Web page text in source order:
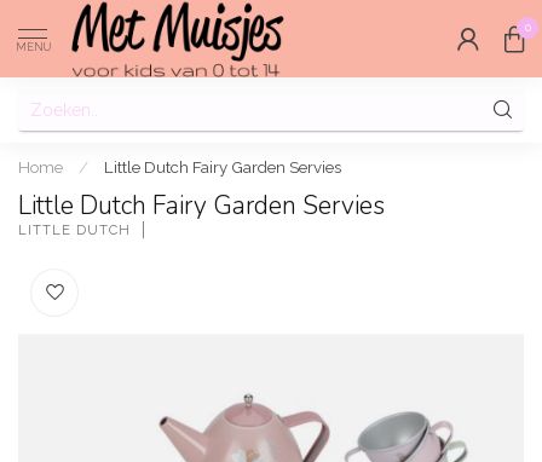
MENU
0
Home / Little Dutch Fairy Garden Servies
Little Dutch Fairy Garden Servies
LITTLE DUTCH